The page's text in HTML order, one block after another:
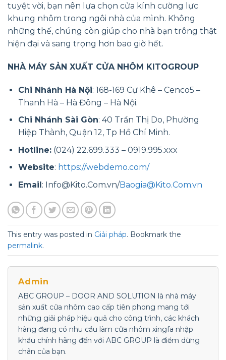
tuyệt vời, bạn nên lựa chọn cửa kính cường lực
khung nhôm trong ngôi nhà của mình. Không
những thế, chúng còn giúp cho nhà bạn trông thật
hiện đại và sang trọng hơn bao giờ hết.
NHÀ MÁY SẢN XUẤT CỬA NHÔM KITOGROUP
Chi Nhánh Hà Nội: 168-169 Cự Khê – Cenco5 –
Thanh Hà – Hà Đông – Hà Nội.
Chi Nhánh Sài Gòn: 40 Trần Thị Do, Phường
Hiệp Thành, Quận 12, Tp Hồ Chí Minh.
Hotline: (024) 22.699.333 – 0919.995.xxx
Website: https://webdemo.com/
Email: Info@Kito.Com.vn/Baogia@Kito.Com.vn
This entry was posted in Giải pháp. Bookmark the
permalink.
Admin
ABC GROUP – DOOR AND SOLUTION là nhà máy
sản xuất cửa nhôm cao cấp tiên phong mang tới
những giải pháp hiệu quả cho công trình, các khách
hàng đang có nhu cầu làm cửa nhôm xingfa nhập
khẩu chính hãng đến với ABC GROUP là điểm dừng
chân của bạn.